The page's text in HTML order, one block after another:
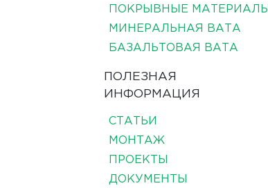
ПОКРЫВНЫЕ МАТЕРИАЛЫ
МИНЕРАЛЬНАЯ ВАТА
БАЗАЛЬТОВАЯ ВАТА
ПОЛЕЗНАЯ
ИНФОРМАЦИЯ
СТАТЬИ
МОНТАЖ
ПРОЕКТЫ
ДОКУМЕНТЫ